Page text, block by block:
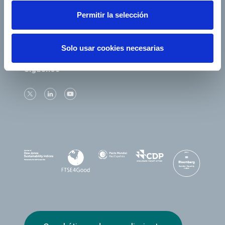
Permitir la selección
Solo usar cookies necesarias
Síguenos